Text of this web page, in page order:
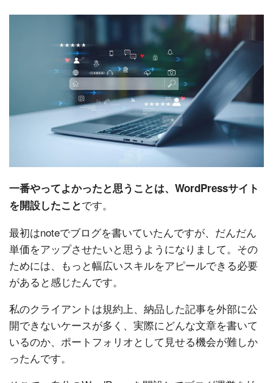
一番やってよかったと思うことは、WordPressサイト
を開設したことです。
最初はnoteでブログを書いていたんですが、だんだん
単価をアップさせたいと思うようになりまして。その
ためには、もっと幅広いスキルをアピールできる必要
があると感じたんです。
私のクライアントは規約上、納品した記事を外部に公
開できないケースが多く、実際にどんな文章を書いて
いるのか、ポートフォリオとして見せる機会が難しか
ったんです。